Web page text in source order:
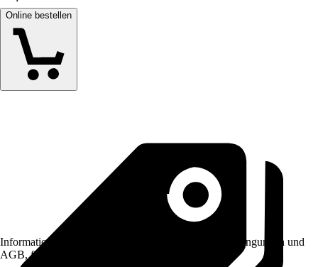
Online bestellen
Informationen des Verkäufers, wie z. B. Rückgabebedingungen und
AGB, finden Sie bei Klick auf den Verkäufernamen.